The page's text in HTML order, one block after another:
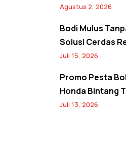
Seperti Baru!
Agustus 2, 2026
Bodi Mulus
Solusi Cerdas
Bodi Mobil
Juli 15, 2026
Promo Pesta
Honda Bintang
Banjir Diskon
Juli 13, 2026